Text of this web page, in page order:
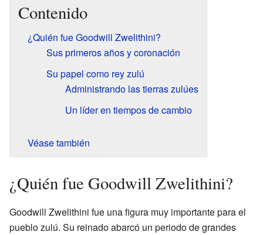
Contenido
¿Quién fue Goodwill Zwelithini?
Sus primeros años y coronación
Su papel como rey zulú
Administrando las tierras zulúes
Un líder en tiempos de cambio
Véase también
¿Quién fue Goodwill Zwelithini?
Goodwill Zwelithini fue una figura muy importante para el
pueblo zulú. Su reinado abarcó un periodo de grandes